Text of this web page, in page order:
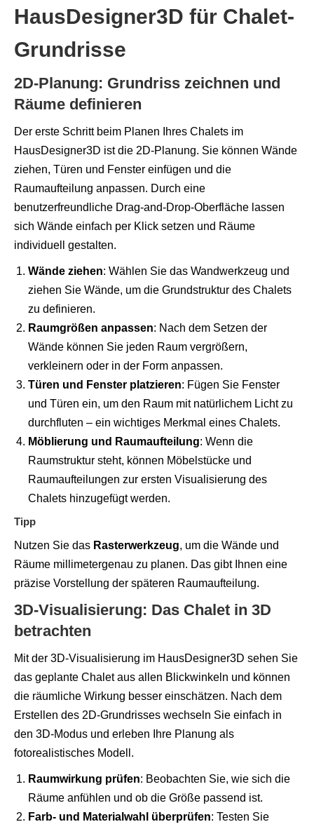
HausDesigner3D für Chalet-
Grundrisse
2D-Planung: Grundriss zeichnen und
Räume definieren
Der erste Schritt beim Planen Ihres Chalets im
HausDesigner3D ist die 2D-Planung. Sie können Wände
ziehen, Türen und Fenster einfügen und die
Raumaufteilung anpassen. Durch eine
benutzerfreundliche Drag-and-Drop-Oberfläche lassen
sich Wände einfach per Klick setzen und Räume
individuell gestalten.
Wände ziehen: Wählen Sie das Wandwerkzeug und
ziehen Sie Wände, um die Grundstruktur des Chalets
zu definieren.
Raumgrößen anpassen: Nach dem Setzen der
Wände können Sie jeden Raum vergrößern,
verkleinern oder in der Form anpassen.
Türen und Fenster platzieren: Fügen Sie Fenster
und Türen ein, um den Raum mit natürlichem Licht zu
durchfluten – ein wichtiges Merkmal eines Chalets.
Möblierung und Raumaufteilung: Wenn die
Raumstruktur steht, können Möbelstücke und
Raumaufteilungen zur ersten Visualisierung des
Chalets hinzugefügt werden.
Tipp
Nutzen Sie das Rasterwerkzeug, um die Wände und
Räume millimetergenau zu planen. Das gibt Ihnen eine
präzise Vorstellung der späteren Raumaufteilung.
3D-Visualisierung: Das Chalet in 3D
betrachten
Mit der 3D-Visualisierung im HausDesigner3D sehen Sie
das geplante Chalet aus allen Blickwinkeln und können
die räumliche Wirkung besser einschätzen. Nach dem
Erstellen des 2D-Grundrisses wechseln Sie einfach in
den 3D-Modus und erleben Ihre Planung als
fotorealistisches Modell.
Raumwirkung prüfen: Beobachten Sie, wie sich die
Räume anfühlen und ob die Größe passend ist.
Farb- und Materialwahl überprüfen: Testen Sie